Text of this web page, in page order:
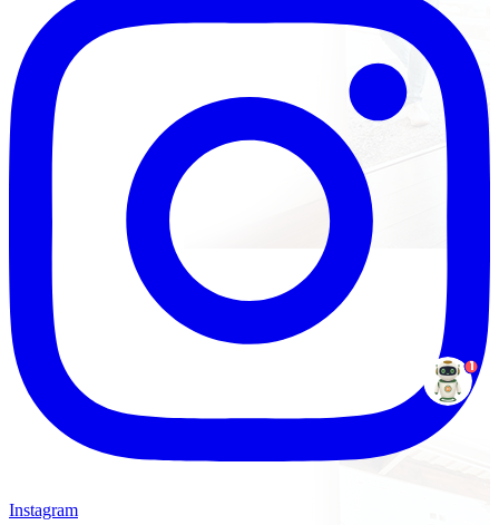
Instagram
1